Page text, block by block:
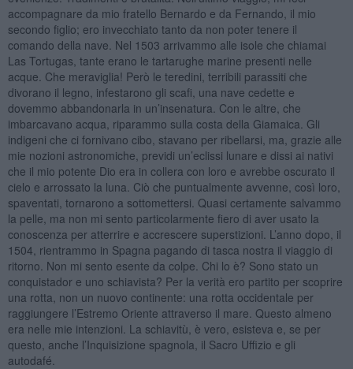
accompagnare da mio fratello Bernardo e da Fernando, il mio
secondo figlio; ero invecchiato tanto da non poter tenere il
comando della nave. Nel 1503 arrivammo alle isole che chiamai
Las Tortugas, tante erano le tartarughe marine presenti nelle
acque. Che meraviglia! Però le teredini, terribili parassiti che
divorano il legno, infestarono gli scafi, una nave cedette e
dovemmo abbandonarla in un’insenatura. Con le altre, che
imbarcavano acqua, riparammo sulla costa della Giamaica. Gli
indigeni che ci fornivano cibo, stavano per ribellarsi, ma, grazie alle
mie nozioni astronomiche, previdi un’eclissi lunare e dissi ai nativi
che il mio potente Dio era in collera con loro e avrebbe oscurato il
cielo e arrossato la luna. Ciò che puntualmente avvenne, così loro,
spaventati, tornarono a sottomettersi. Quasi certamente salvammo
la pelle, ma non mi sento particolarmente fiero di aver usato la
conoscenza per atterrire e accrescere superstizioni. L’anno dopo, il
1504, rientrammo in Spagna pagando di tasca nostra il viaggio di
ritorno. Non mi sento esente da colpe. Chi lo è? Sono stato un
conquistador e uno schiavista? Per la verità ero partito per scoprire
una rotta, non un nuovo continente: una rotta occidentale per
raggiungere l’Estremo Oriente attraverso il mare. Questo almeno
era nelle mie intenzioni. La schiavitù, è vero, esisteva e, se per
questo, anche l’Inquisizione spagnola, il Sacro Uffizio e gli
autodafé.